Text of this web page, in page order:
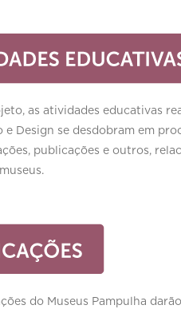
as atividades educativas
e Design se desdobram em
publicações e outros,
do Museus Pampulha